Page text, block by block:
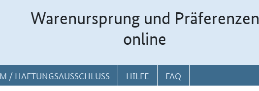
Warenursprung und Präferenzen
online
/ HAFTUNGSAUSSCHLUSS HILFE FAQ